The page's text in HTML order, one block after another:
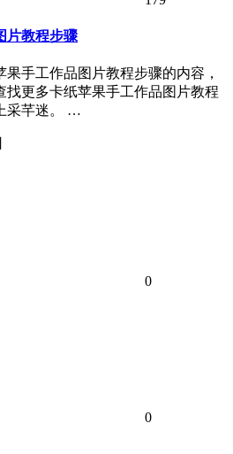
片教程步骤
手工作品图片教程步骤的内容，
找更多卡纸苹果手工作品图片教程
采芊迷。 …
0
0